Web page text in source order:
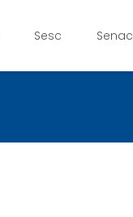
Sesc Senac